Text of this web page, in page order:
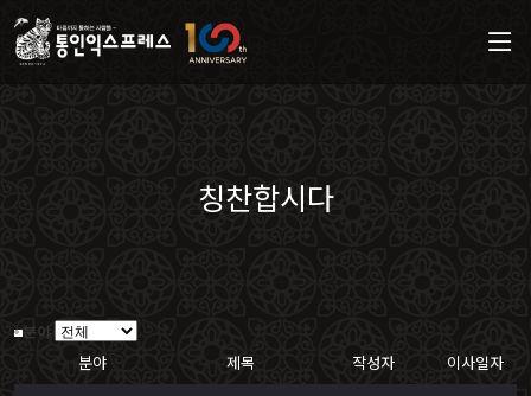
칭찬합시다
분야
분야 제목 작성자 이사일자